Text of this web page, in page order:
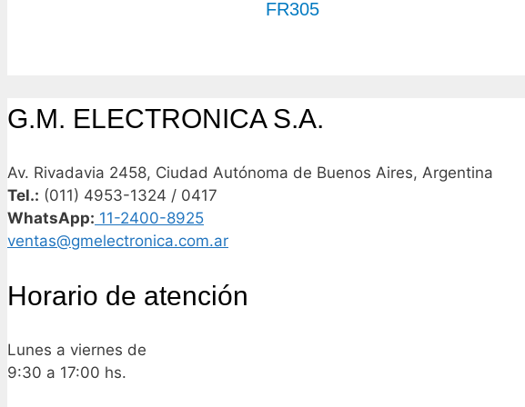
FR305
G.M. ELECTRONICA S.A.
Av. Rivadavia 2458, Ciudad Autónoma de Buenos Aires, Argentina
Tel.: (011) 4953-1324 / 0417
WhatsApp: 11-2400-8925
ventas@gmelectronica.com.ar
Horario de atención
Lunes a viernes de
9:30 a 17:00 hs.